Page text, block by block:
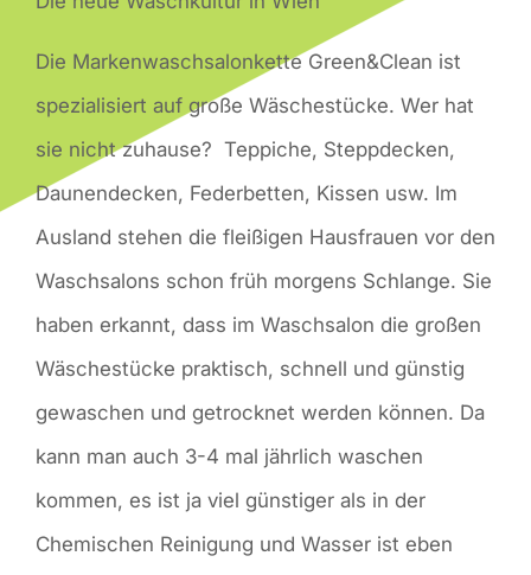
Die Markenwaschsalonkette Green&Clean ist
spezialisiert auf große Wäschestücke. Wer hat
sie nicht zuhause? Teppiche, Steppdecken,
Daunendecken, Federbetten, Kissen usw. Im
Ausland stehen die fleißigen Hausfrauen vor den
Waschsalons schon früh morgens Schlange. Sie
haben erkannt, dass im Waschsalon die großen
Wäschestücke praktisch, schnell und günstig
gewaschen und getrocknet werden können. Da
kann man auch 3-4 mal jährlich waschen
kommen, es ist ja viel günstiger als in der
Chemischen Reinigung und Wasser ist eben